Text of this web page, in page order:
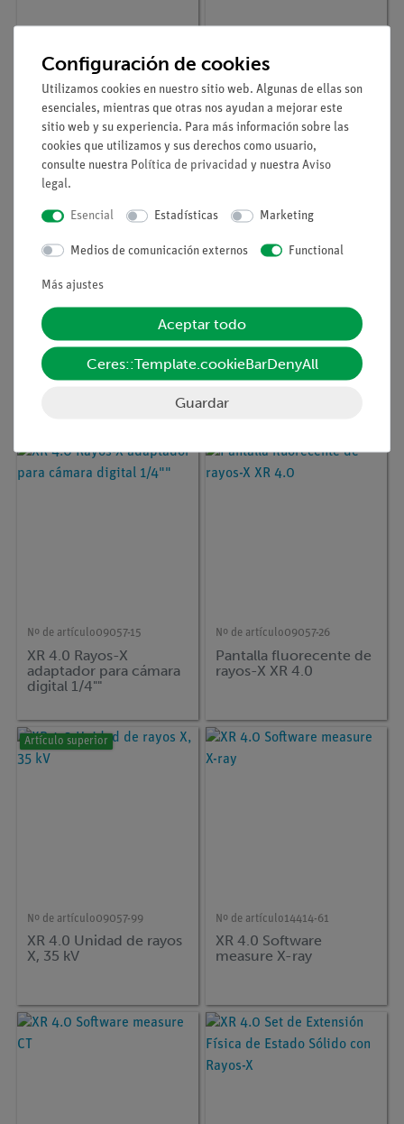
Nº de artículo09058-01
X-ray MONOCRISTALES
NaCl, JUEGO DE 3
Nº de artículo
XR 4.0 soporte Rayos X
para placas de
condensador
Nº de artículo09058-11
X-ray SOPORTE DE
CRISTALES PARA
Nº de artículo09057-81
XR 4.0 X-ray Módulo
enchufable con tubo
de rayos X de
Nº de artículo09057-15
XR 4.0 Rayos-X
adaptador para cámara
digital 1/4""
Nº de artículo09057-26
Pantalla fluorecente de
rayos-X XR 4.0
Artículo superior
Nº de artículo09057-99
XR 4.0 Unidad de rayos
X, 35 kV
Nº de artículo14414-61
XR 4.0 Software
measure X-ray
Configuración de cookies
Utilizamos cookies en nuestro sitio web. Algunas de ellas son
esenciales, mientras que otras nos ayudan a mejorar este
sitio web y su experiencia. Para más información sobre las
cookies que utilizamos y sus derechos como usuario,
consulte nuestra Política de privacidad y nuestra Aviso
legal.
Esencial Estadísticas Marketing
Medios de comunicación externos Functional
Más ajustes
Aceptar todo
Ceres::Template.cookieBarDenyAll
Guardar